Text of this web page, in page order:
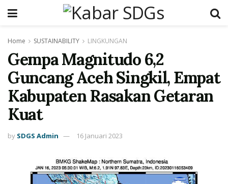
Home SUSTAINABILITY LINGKUNGAN
Gempa Magnitudo 6,2
Guncang Aceh Singkil, Empat
Kabupaten Rasakan Getaran
Kuat
by SDGS Admin 16 Januari 2023